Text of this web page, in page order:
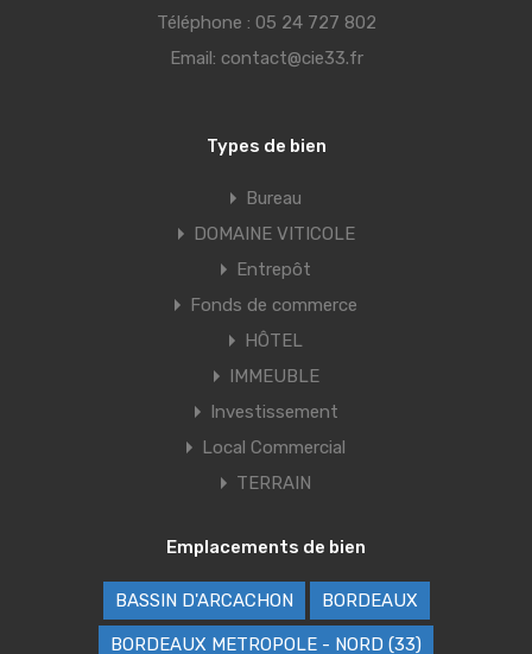
Téléphone : 05 24 727 802
Email: contact@cie33.fr
Types de bien
Bureau
DOMAINE VITICOLE
Entrepôt
Fonds de commerce
HÔTEL
IMMEUBLE
Investissement
Local Commercial
TERRAIN
Emplacements de bien
BASSIN D'ARCACHON BORDEAUX
BORDEAUX METROPOLE - NORD (33)